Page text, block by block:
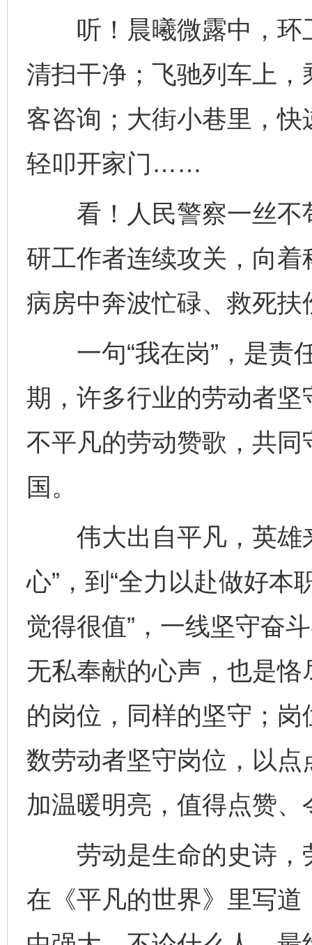
听！晨曦微露中，环
清扫干净；飞驰列车上
客咨询；大街小巷里，
轻叩开家门……
看！人民警察一丝不
研工作者连续攻关，向
病房中奔波忙碌、救死
一句“我在岗”，是责
期，许多行业的劳动者
不平凡的劳动赞歌，共
国。
伟大出自平凡，英雄
心”，到“全力以赴做好本
觉得很值”，一线坚守奋
无私奉献的心声，也是
的岗位，同样的坚守；
数劳动者坚守岗位，以
加温暖明亮，值得点赞、
劳动是生命的史诗，
在《平凡的世界》里写道